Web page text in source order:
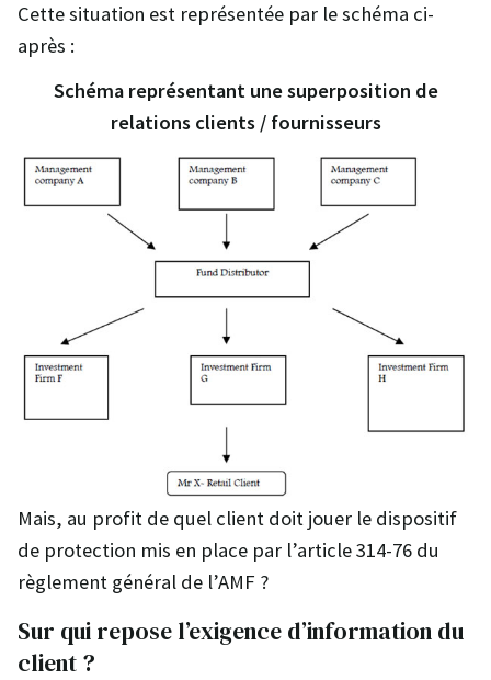
Cette situation est représentée par le schéma ci-
après :
Schéma représentant une superposition de
relations clients / fournisseurs
Mais, au profit de quel client doit jouer le dispositif
de protection mis en place par l’article 314-76 du
règlement général de l’AMF ?
Sur qui repose l’exigence d’information du
client ?